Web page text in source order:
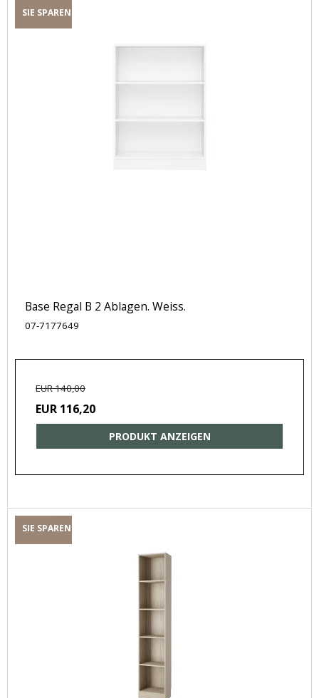
SIE SPAREN
Base Regal B 2 Ablagen. Weiss.
07-7177649
EUR 140,00
EUR 116,20
PRODUKT ANZEIGEN
SIE SPAREN